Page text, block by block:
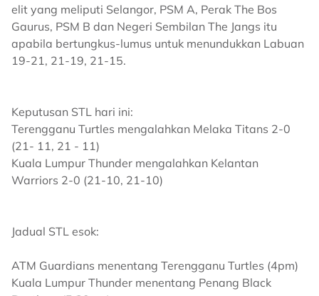
elit yang meliputi Selangor, PSM A, Perak The Bos
Gaurus, PSM B dan Negeri Sembilan The Jangs itu
apabila bertungkus-lumus untuk menundukkan Labuan
19-21, 21-19, 21-15.
Keputusan STL hari ini:
Terengganu Turtles mengalahkan Melaka Titans 2-0
(21- 11, 21 - 11)
Kuala Lumpur Thunder mengalahkan Kelantan
Warriors 2-0 (21-10, 21-10)
Jadual STL esok:
ATM Guardians menentang Terengganu Turtles (4pm)
Kuala Lumpur Thunder menentang Penang Black